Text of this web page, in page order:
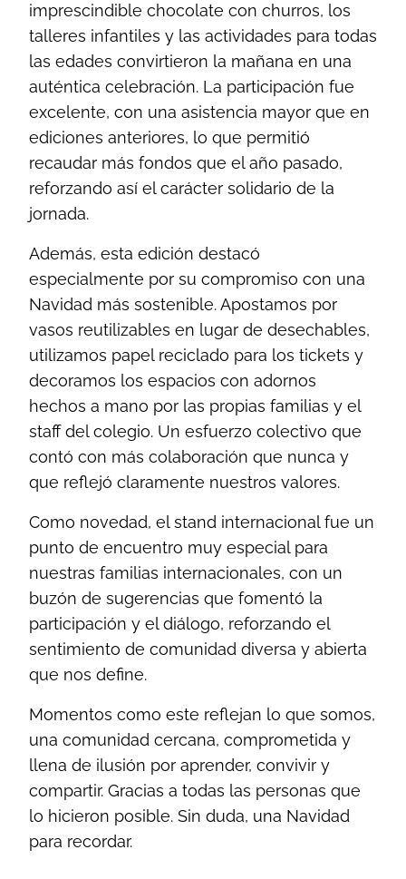
imprescindible chocolate con churros, los
talleres infantiles y las actividades para todas
las edades convirtieron la mañana en una
auténtica celebración. La participación fue
excelente, con una asistencia mayor que en
ediciones anteriores, lo que permitió
recaudar más fondos que el año pasado,
reforzando así el carácter solidario de la
jornada.
Además, esta edición destacó
especialmente por su compromiso con una
Navidad más sostenible. Apostamos por
vasos reutilizables en lugar de desechables,
utilizamos papel reciclado para los tickets y
decoramos los espacios con adornos
hechos a mano por las propias familias y el
staff del colegio. Un esfuerzo colectivo que
contó con más colaboración que nunca y
que reflejó claramente nuestros valores.
Como novedad, el stand internacional fue un
punto de encuentro muy especial para
nuestras familias internacionales, con un
buzón de sugerencias que fomentó la
participación y el diálogo, reforzando el
sentimiento de comunidad diversa y abierta
que nos define.
Momentos como este reflejan lo que somos,
una comunidad cercana, comprometida y
llena de ilusión por aprender, convivir y
compartir. Gracias a todas las personas que
lo hicieron posible. Sin duda, una Navidad
para recordar.